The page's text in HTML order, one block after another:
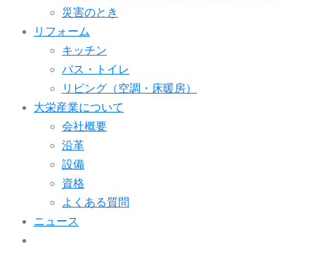
災害のとき
リフォーム
キッチン
バス・トイレ
リビング（空調・床暖房）
大栄産業について
会社概要
沿革
設備
資格
よくある質問
ニュース